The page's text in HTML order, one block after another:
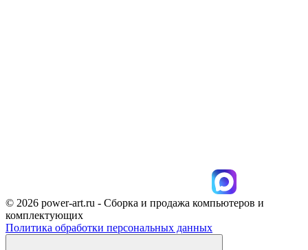
© 2026 power-art.ru - Сборка и продажа компьютеров и
комплектующих
Политика обработки персональных данных